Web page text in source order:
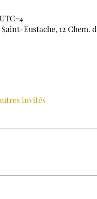
Eustache, 12 Chem.
invités